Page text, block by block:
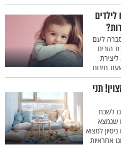
לעם
הורים
6 הנחיות ליצירת
חירום
תני
לשכת
שנמצא
למצוא
אחראיות